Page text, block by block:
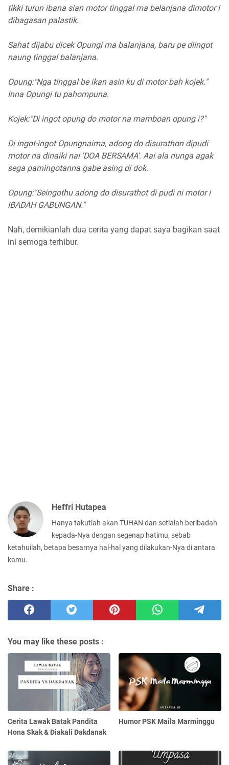
tikki turun ibana sian motor tinggal ma belanjana dimotor i
dibagasan palastik.
Sahat dijabu dicek Opungi ma balanjana, baru pe diingot
naung tinggal balanjana.
Opung:"Nga tinggal be ikan asin ku di motor bah kojek."
Inna Opungi tu pahompuna.
Kojek:"Di ingot opung do motor na mamboan opung i?"
Di ingot-ingot Opungnaima, adong do disurathon dipudi
motor na dinaiki nai 'DOA BERSAMA'. Aai ala nunga agak
sega parningotanna gabe asing di dok.
Opung:"Seingothu adong do disurathot di pudi ni motor i
IBADAH GABUNGAN."
Nah, demikianlah dua cerita yang dapat saya bagikan saat
ini semoga terhibur.
Heffri Hutapea
Hanya takutlah akan TUHAN dan setialah beribadah
kepada-Nya dengan segenap hatimu, sebab
ketahuilah, betapa besarnya hal-hal yang dilakukan-Nya di antara
kamu.
Share :
You may like these posts :
Cerita Lawak Batak Pandita
Hona Skak & Diakali Dakdanak
Humor PSK Maila Marminggu